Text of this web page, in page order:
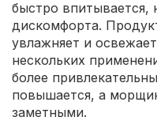
быстро
дискомфорта.
увлажняет и
нескольких
более
повышается, а
заметными.